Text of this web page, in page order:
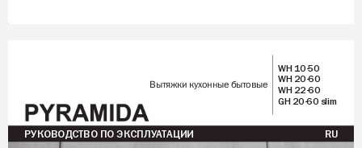
WH 10-50
WH 20-60
Вытяжки кухонные бытовые
WH 22-60
GH 20-60 slim
РУКОВОДСТВО ПО ЭКСПЛУАТАЦИИ RU